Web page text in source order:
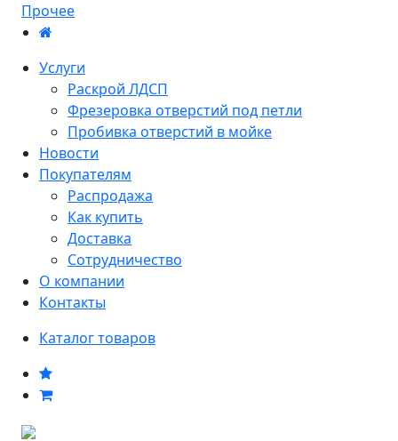
Прочее
Услуги
Раскрой ЛДСП
Фрезеровка отверстий под петли
Пробивка отверстий в мойке
Новости
Покупателям
Распродажа
Как купить
Доставка
Сотрудничество
О компании
Контакты
Каталог товаров